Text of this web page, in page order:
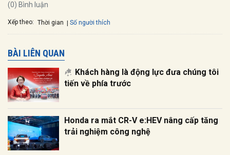
(0) Bình luận
Xếp theo: Thời gian Số người thích
BÀI LIÊN QUAN
Khách hàng là động lực đưa chúng tôi
tiến về phía trước
Honda ra mắt CR-V e:HEV nâng cấp tăng
trải nghiệm công nghệ